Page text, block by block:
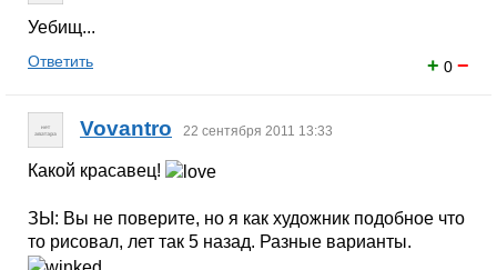
Уебищ...
+ 0 −
Ответить
Vovantro 22 сентября 2011 13:33
Какой красавец!
ЗЫ: Вы не поверите, но я как художник подобное что
то рисовал, лет так 5 назад. Разные варианты.